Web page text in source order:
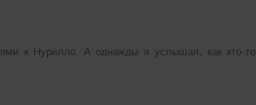
к Нурилло. А однажды я услышал, как кто-то